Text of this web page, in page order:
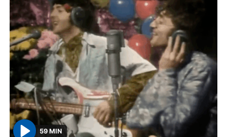
59 MIN